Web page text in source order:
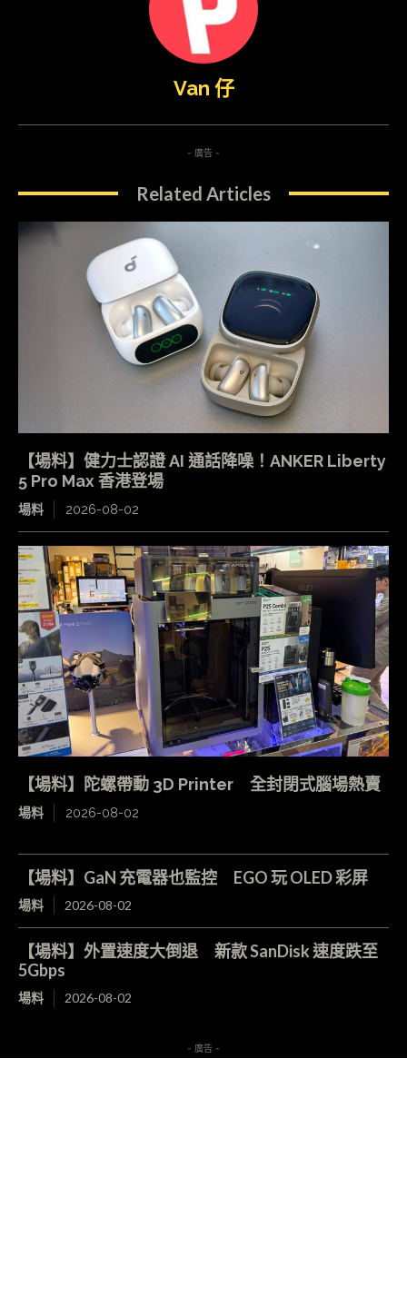
Van 仔
- 廣告 -
Related Articles
【場料】健力士認證 AI 通話降噪！ANKER Liberty
5 Pro Max 香港登場
場料 2026-08-02
【場料】陀螺帶動 3D Printer 全封閉式腦場熱賣
場料 2026-08-02
【場料】GaN 充電器也監控 EGO 玩 OLED 彩屏
場料 2026-08-02
【場料】外置速度大倒退 新款 SanDisk 速度跌至
5Gbps
場料 2026-08-02
- 廣告 -